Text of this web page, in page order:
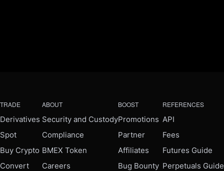
TRADE
Derivatives
Spot
Buy Crypto
Convert
ABOUT
Security and Custody
Compliance
BMEX Token
Careers
BOOST
Promotions
Partner
Affiliates
Bug Bounty
REFERENCES
API
Fees
Futures Guide
Perpetuals Guide